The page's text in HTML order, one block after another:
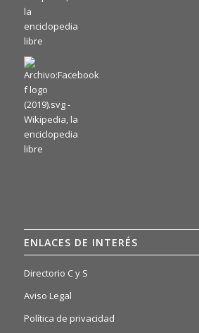
ENLACES DE INTERÉS
Directorio C y S
Aviso Legal
Política de privacidad